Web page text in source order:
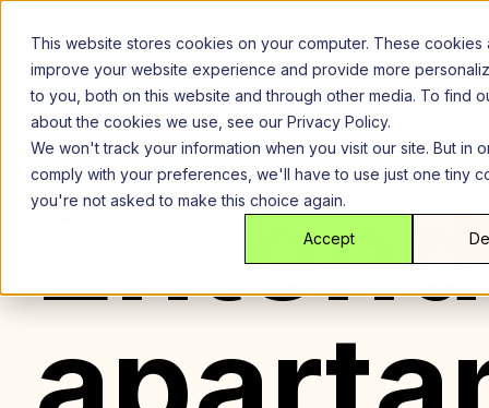
This website stores cookies on your computer. These cookies
improve your website experience and provide more
to you, both on this website and through other media. To find
about the cookies we use, see our Privacy Policy.
We won't track your information when you visit our site. But in
comply with your preferences, we'll have to use just one tiny
you're not asked to make this choice again.
Accept
Ir
conteúdo